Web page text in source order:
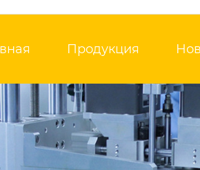
Продукция